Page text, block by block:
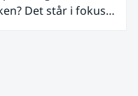
Det står i fokus i